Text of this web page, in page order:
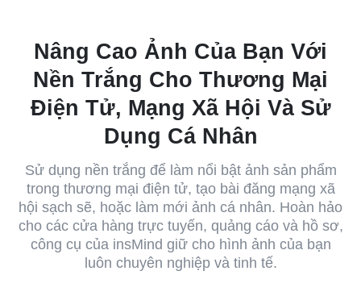
Nâng Cao Ảnh Của Bạn Với
Nền Trắng Cho Thương Mại
Điện Tử, Mạng Xã Hội Và Sử
Dụng Cá Nhân
Sử dụng nền trắng để làm nổi bật ảnh sản phẩm
trong thương mại điện tử, tạo bài đăng mạng xã
hội sạch sẽ, hoặc làm mới ảnh cá nhân. Hoàn hảo
cho các cửa hàng trực tuyến, quảng cáo và hồ sơ,
công cụ của insMind giữ cho hình ảnh của bạn
luôn chuyên nghiệp và tinh tế.